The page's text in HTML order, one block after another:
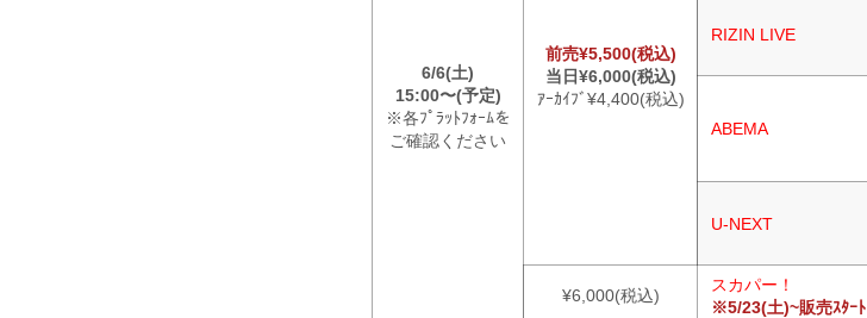
6/6(土)
15:00〜(予定)
※各ﾌﾟﾗｯﾄﾌｫｰﾑを
ご確認ください
前売¥5,500(税込)
当日¥6,000(税込)
ｱｰｶｲﾌﾞ¥4,400(税込)
RIZIN LIVE
ABEMA
U-NEXT
¥6,000(税込)
スカパー！
※5/23(土)~販売ｽﾀｰﾄ